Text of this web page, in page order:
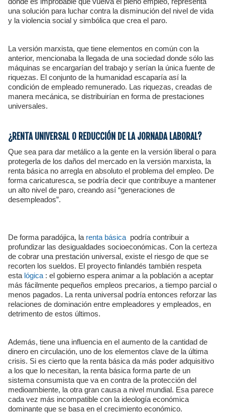
una solución para luchar contra la disminución del nivel de vida
y la violencia social y simbólica que crea el paro.
La versión marxista, que tiene elementos en común con la
anterior, mencionaba la llegada de una sociedad donde sólo las
máquinas se encargarían del trabajo y serían la única fuente de
riquezas. El conjunto de la humanidad escaparía así la
condición de empleado remunerado. Las riquezas, creadas de
manera mecánica, se distribuirían en forma de prestaciones
universales.
¿RENTA UNIVERSAL O REDUCCIÓN DE LA JORNADA LABORAL?
Que sea para dar metálico a la gente en la versión liberal o para
protegerla de los daños del mercado en la versión marxista, la
renta básica no arregla en absoluto el problema del empleo. De
forma caricaturesca, se podría decir que contribuye a mantener
un alto nivel de paro, creando así “generaciones de
desempleados”.
De forma paradójica, la renta básica podría contribuir a
profundizar las desigualdades socioeconómicas. Con la certeza
de cobrar una prestación universal, existe el riesgo de que se
recorten los sueldos. El proyecto finlandés también respeta
esta lógica : el gobierno espera animar a la población a aceptar
más fácilmente pequeños empleos precarios, a tiempo parcial o
menos pagados. La renta universal podría entonces reforzar las
relaciones de dominación entre empleadores y empleados, en
detrimento de estos últimos.
Además, tiene una influencia en el aumento de la cantidad de
dinero en circulación, uno de los elementos clave de la última
crisis. Si es cierto que la renta básica da más poder adquisitivo
a los que lo necesitan, la renta básica forma parte de un
sistema consumista que va en contra de la protección del
medioambiente, la otra gran causa a nivel mundial. Esa parece
cada vez más incompatible con la ideología económica
dominante que se basa en el crecimiento económico.